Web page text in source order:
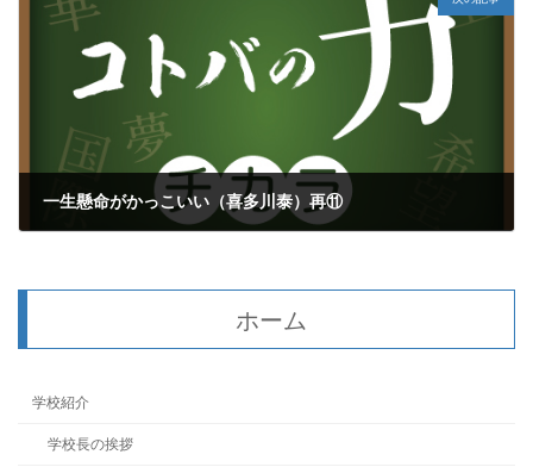
一生懸命がかっこいい（喜多川泰）再⑪
ホーム
学校紹介
学校長の挨拶